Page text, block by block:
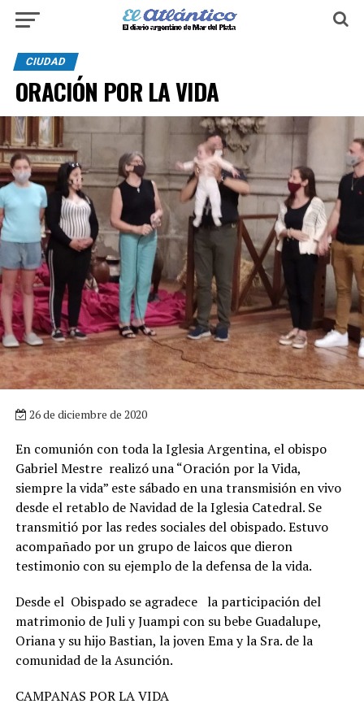
CIUDAD
ORACIÓN POR LA VIDA
26 de diciembre de 2020
En comunión con toda la Iglesia Argentina, el obispo
Gabriel Mestre realizó una “Oración por la Vida,
siempre la vida” este sábado en una transmisión en vivo
desde el retablo de Navidad de la Iglesia Catedral. Se
transmitió por las redes sociales del obispado. Estuvo
acompañado por un grupo de laicos que dieron
testimonio con su ejemplo de la defensa de la vida.
Desde el Obispado se agradece la participación del
matrimonio de Juli y Juampi con su bebe Guadalupe,
Oriana y su hijo Bastian, la joven Ema y la Sra. de la
comunidad de la Asunción.
CAMPANAS POR LA VIDA